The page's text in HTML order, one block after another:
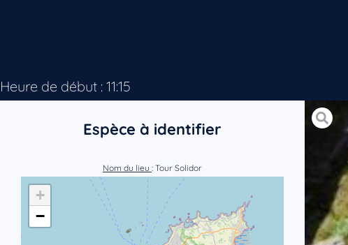
Heure de début : 11:15
Espèce à identifier
Nom du lieu : Tour Solidor
+
−